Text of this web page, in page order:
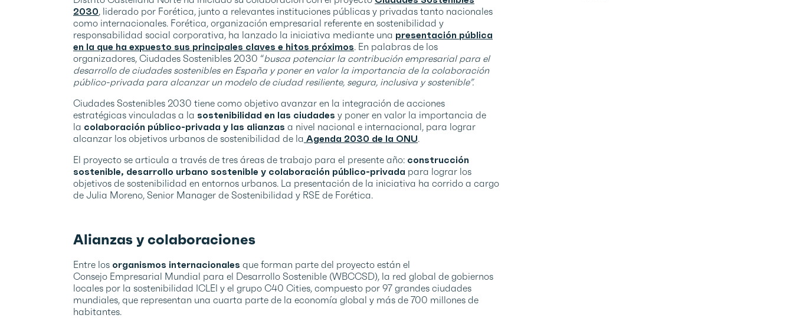
2030, liderado por Forética, junto a relevantes instituciones públicas y privadas tanto nacionales
como internacionales. Forética, organización empresarial referente en sostenibilidad y
responsabilidad social corporativa, ha lanzado la iniciativa mediante una presentación pública
en la que ha expuesto sus principales claves e hitos próximos. En palabras de los
organizadores, Ciudades Sostenibles 2030 “busca potenciar la contribución empresarial para el
desarrollo de ciudades sostenibles en España y poner en valor la importancia de la colaboración
público-privada para alcanzar un modelo de ciudad resiliente, segura, inclusiva y sostenible”.
Ciudades Sostenibles 2030 tiene como objetivo avanzar en la integración de acciones
estratégicas vinculadas a la sostenibilidad en las ciudades y poner en valor la importancia de
la colaboración público-privada y las alianzas a nivel nacional e internacional, para lograr
alcanzar los objetivos urbanos de sostenibilidad de la Agenda 2030 de la ONU.
El proyecto se articula a través de tres áreas de trabajo para el presente año: construcción
sostenible, desarrollo urbano sostenible y colaboración público-privada para lograr los
objetivos de sostenibilidad en entornos urbanos. La presentación de la iniciativa ha corrido a cargo
de Julia Moreno, Senior Manager de Sostenibilidad y RSE de Forética.
Alianzas y colaboraciones
Entre los organismos internacionales que forman parte del proyecto están el
Consejo Empresarial Mundial para el Desarrollo Sostenible (WBCCSD), la red global de gobiernos
locales por la sostenibilidad ICLEI y el grupo C40 Cities, compuesto por 97 grandes ciudades
mundiales, que representan una cuarta parte de la economía global y más de 700 millones de
habitantes.